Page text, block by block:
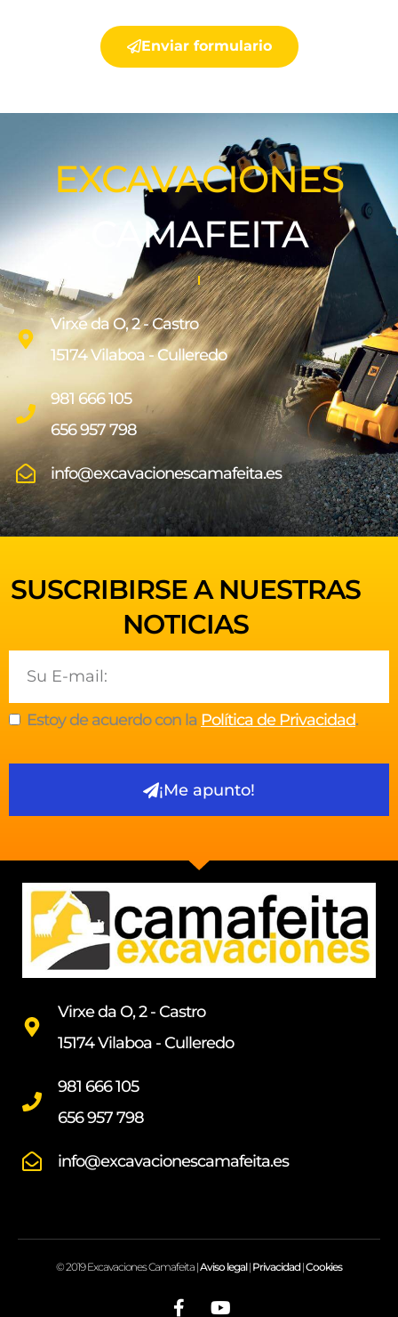
EXCAVACIONES
CAMAFEITA
Virxe da O, 2 - Castro
15174 Vilaboa - Culleredo
981 666 105
656 957 798
info@excavacionescamafeita.es
Enviar formulario
SUSCRIBIRSE A NUESTRAS
NOTICIAS
Estoy de acuerdo con la Política de Privacidad.
¡Me apunto!
Virxe da O, 2 - Castro
15174 Vilaboa - Culleredo
981 666 105
656 957 798
info@excavacionescamafeita.es
© 2019 Excavaciones Camafeita |Aviso legal| Privacidad|Cookies
a
o